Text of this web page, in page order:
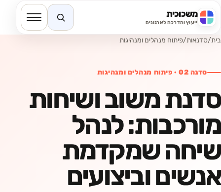
משכוכית
ייעוץ והדרכה לארגוניםחיפוש באתר
בית/סדנאות/פיתוח מנהלים ומנהיגות
סדנה 02
· פיתוח מנהלים ומנהיגות
סדנת משוב ושיחות
מורכבות: לנהל
שיחה שמקדמת
אנשים וביצועים